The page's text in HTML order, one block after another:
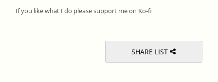
If you like what I do please support me on Ko-fi
SHARE LIST